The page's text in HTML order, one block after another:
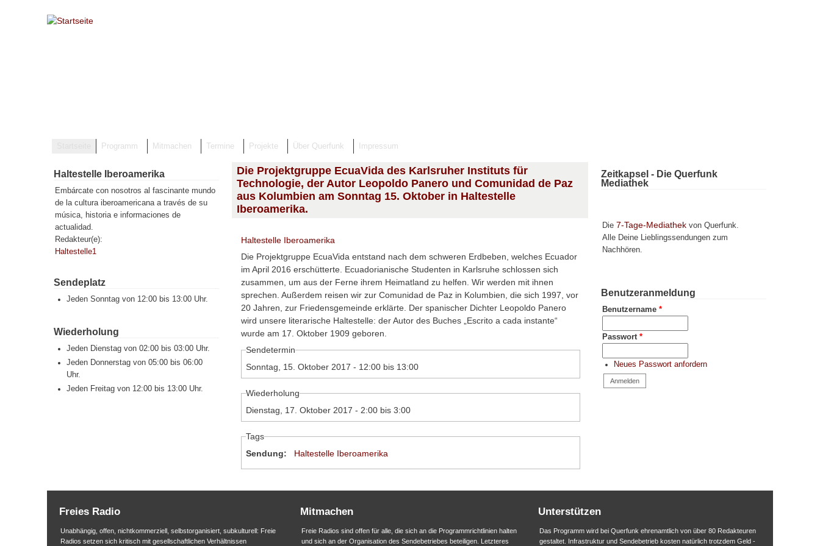
Direkt zum Inhalt
Programm Mitmachen Termine Projekte Über Querfunk Impressum
Haltestelle Iberoamerika
Embárcate con nosotros al fascinante mundo
de la cultura iberoamericana a través de su
música, historia e informaciones de
actualidad.
Redakteur(e):
Haltestelle1
Sendeplatz
Jeden Sonntag von 12:00 bis 13:00 Uhr.
Wiederholung
Jeden Dienstag von 02:00 bis 03:00 Uhr.
Jeden Donnerstag von 05:00 bis 06:00
Uhr.
Jeden Freitag von 12:00 bis 13:00 Uhr.
Die Projektgruppe EcuaVida des Karlsruher Instituts für
Technologie, der Autor Leopoldo Panero und Comunidad de Paz
aus Kolumbien am Sonntag 15. Oktober in Haltestelle
Iberoamerika.
Haltestelle Iberoamerika
Die Projektgruppe EcuaVida entstand nach dem schweren Erdbeben, welches Ecuador
im April 2016 erschütterte. Ecuadorianische Studenten in Karlsruhe schlossen sich
zusammen, um aus der Ferne ihrem Heimatland zu helfen. Wir werden mit ihnen
sprechen. Außerdem reisen wir zur Comunidad de Paz in Kolumbien, die sich 1997, vor
20 Jahren, zur Friedensgemeinde erklärte. Der spanischer Dichter Leopoldo Panero
wird unsere literarische Haltestelle: der Autor des Buches „Escrito a cada instante“
wurde am 17. Oktober 1909 geboren.
Sendetermin
Sonntag, 15. Oktober 2017 - 12:00bis 13:00
Wiederholung
Dienstag, 17. Oktober 2017 - 2:00bis 3:00
Tags
Sendung:
Haltestelle Iberoamerika
Zeitkapsel - Die Querfunk
Mediathek
Die 7-Tage-Mediathek von Querfunk.
Alle Deine Lieblingssendungen zum
Nachhören.
Benutzeranmeldung
Benutzername*
Passwort*
Neues Passwort anfordern
Freies Radio
Unabhängig, offen, nichtkommerziell, selbstorganisiert, subkulturell: Freie
Radios setzen sich kritisch mit gesellschaftlichen Verhältnissen
Mitmachen
Freie Radios sind offen für alle, die sich an die Programmrichtlinien halten
und sich an der Organisation des Sendebetriebes beteiligen. Letzteres
Unterstützen
Das Programm wird bei Querfunk ehrenamtlich von über 80 Redakteuren
gestaltet. Infrastruktur und Sendebetrieb kosten natürlich trotzdem Geld -